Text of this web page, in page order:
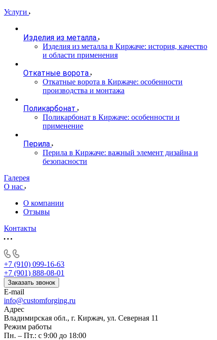
Услуги
Изделия из металла
Изделия из металла в Киржаче: история, качество
и области применения
Откатные ворота
Откатные ворота в Киржаче: особенности
производства и монтажа
Поликарбонат
Поликарбонат в Киржаче: особенности и
применение
Перила
Перила в Киржаче: важный элемент дизайна и
безопасности
Галерея
О нас
О компании
Отзывы
Контакты
+7 (910) 099-16-63
+7 (901) 888-08-01
Заказать звонок
E-mail
info@customforging.ru
Адрес
Владимирская обл., г. Киржач, ул. Северная 11
Режим работы
Пн. – Пт.: с 9:00 до 18:00